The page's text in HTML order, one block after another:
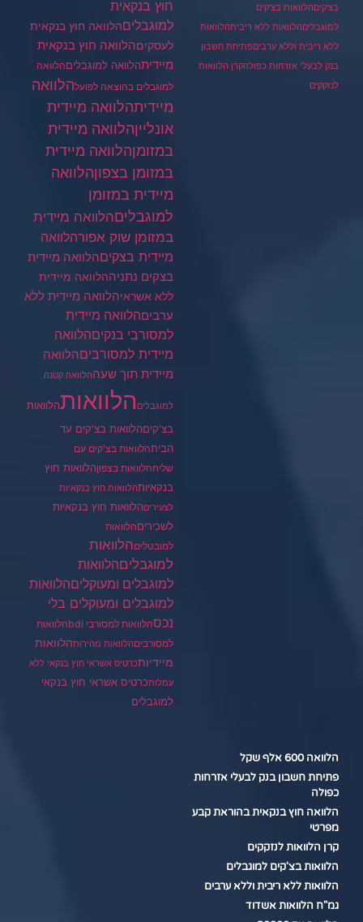
בצ'קיםהלוואות בצ'קים
למוגבליםהלוואות ללא ריביתהלוואות
ללא ריבית וללא ערביםפתיחת חשבון
בנק לבעלי אזרחות כפולהקרן הלוואות
לנזקקים
חוץ בנקאית
למוגבליםהלוואה חוץ בנקאית
לעסקיםהלוואה חוץ בנקאית
מיידיתהלוואה למוגבליםהלוואה
למוגבלים בהוצאה לפועלהלוואה
מיידיתהלוואה מיידית
אונלייןהלוואה מיידית
במזומןהלוואה מיידית
במזומן בצפוןהלוואה
מיידית במזומן
למוגבליםהלוואה מיידית
במזומן שוק אפורהלוואה
מיידית בצקיםהלוואה מיידית
בצקים נתניההלוואה מיידית
ללא אשראיהלוואה מיידית ללא
ערביםהלוואה מיידית
למסורבי בנקיםהלוואה
מיידית למסורביםהלוואה
מיידית תוך שעההלוואה קטנה
למוגבלים הלוואותהלוואות
בצ'קיםהלוואות בצ'קים עד
הביתהלוואות בצ'קים עם
שליחהלוואות בצפוןהלוואות חוץ
בנקאיותהלוואות חוץ בנקאיות
לצעיריםהלוואות חוץ בנקאיות
לשכיריםהלוואות
למובטליםהלוואות
למוגבליםהלוואות
למוגבלים ומעוקליםהלוואות
למוגבלים ומעוקלים בלי
נכסהלוואות למסורבי bdi
הלוואות
למסורביםהלוואות מהירותהלוואות
מיידיותכרטיס אשראי חוץ בנקאי ללא
עמלותכרטיס אשראי חוץ בנקאי
למוגבלים
הלוואה 600 אלף שקל
פתיחת חשבון בנק לבעלי אזרחות
כפולה
הלוואה חוץ בנקאית בהוראת קבע
מפרטי
קרן הלוואות לנזקקים
הלוואות בצ'קים למוגבלים
הלוואות ללא ריבית וללא ערבים
גמ"ח הלוואות אשדוד